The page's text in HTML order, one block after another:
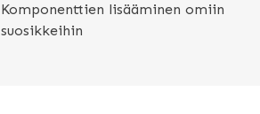
Komponenttien lisääminen omiin
suosikkeihin